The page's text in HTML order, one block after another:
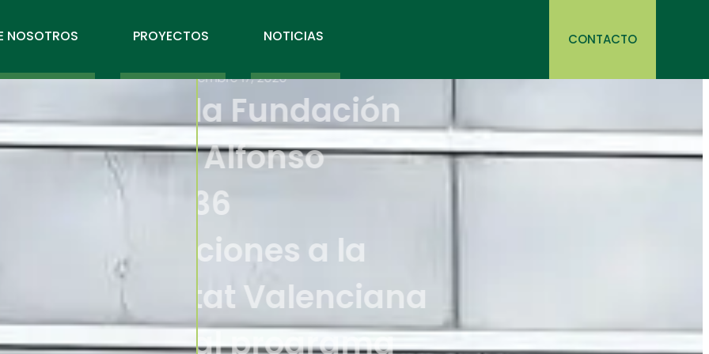
NOSOTROS PROYECTOS NOTICIAS CONTACTO
diciembre 17, 2020
El COE y la Fundación
Trinidad Alfonso
traerán 36
competiciones a la
Comunitat Valenciana
gracias al programa